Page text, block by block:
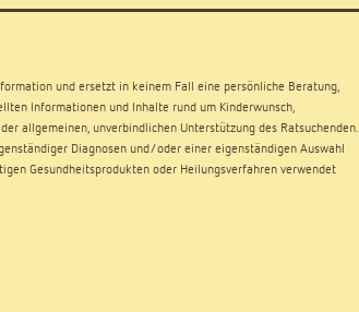
und ersetzt in keinem Fall eine persönliche Beratung,
Informationen und Inhalte rund um Kinderwunsch,
allgemeinen, unverbindlichen Unterstützung des Ratsuchenden.
Diagnosen und/oder einer eigenständigen Auswahl
Gesundheitsprodukten oder Heilungsverfahren verwendet